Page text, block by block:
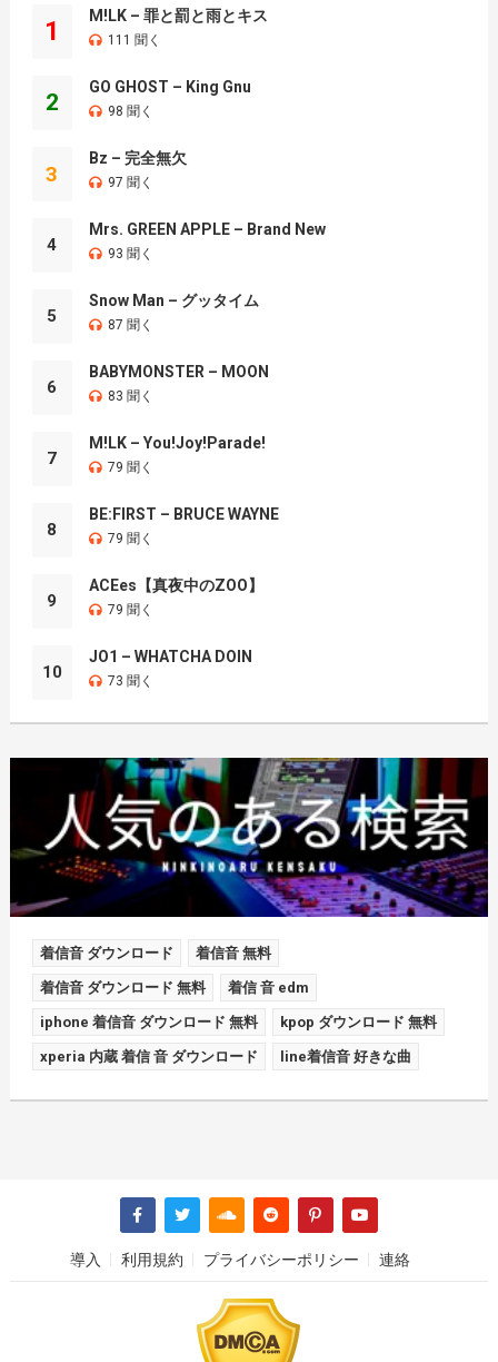
1
M!LK – 罪と罰と雨とキス
111 聞く
2
GO GHOST – King Gnu
98 聞く
3
Bz – 完全無欠
97 聞く
4
Mrs. GREEN APPLE – Brand New
93 聞く
5
Snow Man – グッタイム
87 聞く
6
BABYMONSTER – MOON
83 聞く
7
M!LK – You!Joy!Parade!
79 聞く
8
BE:FIRST – BRUCE WAYNE
79 聞く
9
ACEes【真夜中のZOO】
79 聞く
10
JO1 – WHATCHA DOIN
73 聞く
着信音 ダウンロード 着信音 無料
着信音 ダウンロード 無料 着信 音 edm
iphone 着信音 ダウンロード 無料 kpop ダウンロード 無料
xperia 内蔵 着信 音 ダウンロード line着信音 好きな曲
導入 利用規約 プライバシーポリシー 連絡